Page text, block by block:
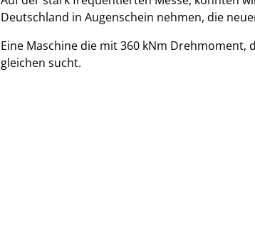
Deutschland in Augenschein nehmen, die
Eine Maschine die mit 360 kNm
gleichen sucht.